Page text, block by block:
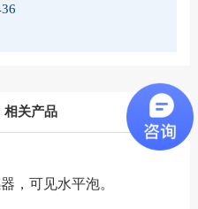
相关产品
，可见水平泡。